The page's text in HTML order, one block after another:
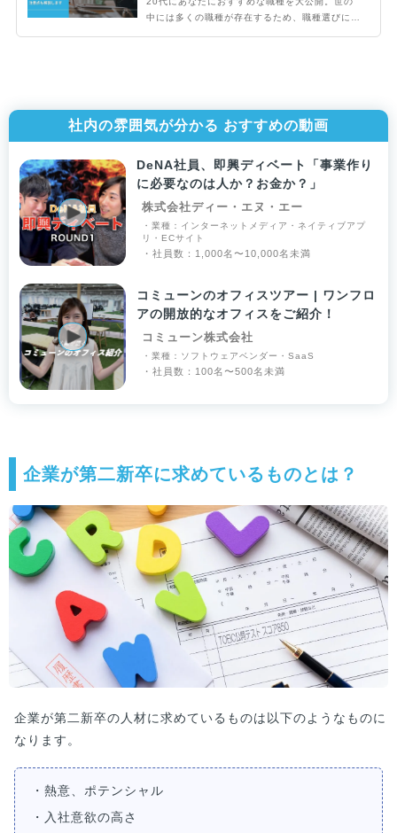
中には多くの職種が存在するため、職種選びに迷
社内の雰囲気が分かる おすすめの動画
DeNA社員、即興ディベート「事業作り
に必要なのは人か？お金か？」
株式会社ディー・エヌ・エー
・業種：インターネットメディア・ネイティブアプ
リ・ECサイト
・社員数：1,000名〜10,000名未満
コミューンのオフィスツアー | ワンフロ
アの開放的なオフィスをご紹介！
コミューン株式会社
・業種：ソフトウェアベンダー・SaaS
・社員数：100名〜500名未満
企業が第二新卒に求めているものとは？
企業が第二新卒の人材に求めているものは以下のようなものに
なります。
・熱意、ポテンシャル
・入社意欲の高さ